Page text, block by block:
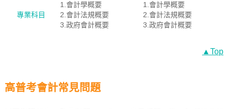
專業科目
1.會計學概要
2.會計法規概要
3.政府會計概要
1.會計學概要
2.會計法規概要
3.政府會計概要
▲Top
高普考會計常見問題